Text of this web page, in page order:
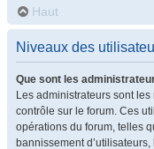
Haut
Niveaux des
Que sont les
Les administrateurs sont
contrôle sur le forum. Ces
opérations du forum, telles
bannissement